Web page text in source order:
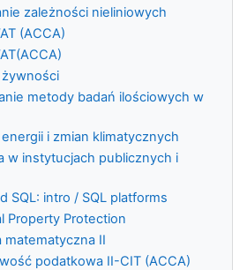
zależności nieliniowych
(ACCA)
żywności
metody badań ilościowych w
i zmian klimatycznych
w instytucjach publicznych i
SQL: intro / SQL platforms
Property Protection
matematyczna II
podatkowa II-CIT (ACCA)